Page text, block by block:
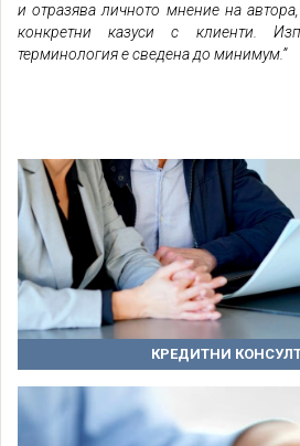
и отразява личното мнение на автора,
конкретни казуси с клиенти.
терминология е сведена до минимум.”
КРЕДИТНИ